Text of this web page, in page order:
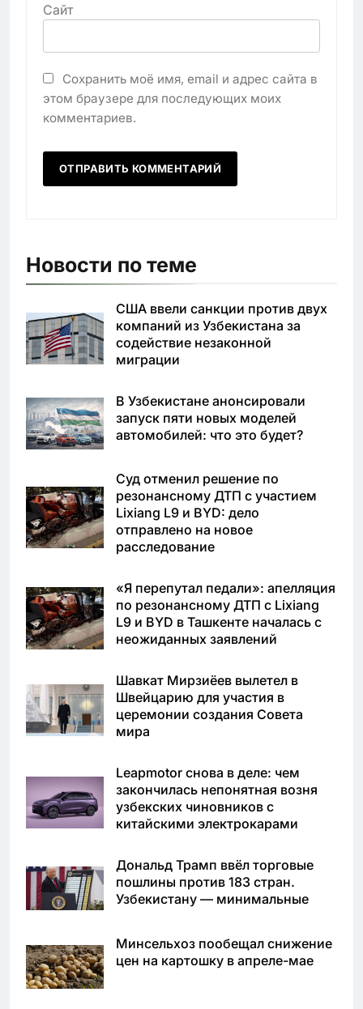
Сайт
Сохранить моё имя, email и адрес сайта в
этом браузере для последующих моих
комментариев.
Новости по теме
США ввели санкции против двух
компаний из Узбекистана за
содействие незаконной
миграции
В Узбекистане анонсировали
запуск пяти новых моделей
автомобилей: что это будет?
Суд отменил решение по
резонансному ДТП с участием
Lixiang L9 и BYD: дело
отправлено на новое
расследование
«Я перепутал педали»: апелляция
по резонансному ДТП с Lixiang
L9 и BYD в Ташкенте началась с
неожиданных заявлений
Шавкат Мирзиёев вылетел в
Швейцарию для участия в
церемонии создания Совета
мира
Leapmotor снова в деле: чем
закончилась непонятная возня
узбекских чиновников с
китайскими электрокарами
Дональд Трамп ввёл торговые
пошлины против 183 стран.
Узбекистану — минимальные
Минсельхоз пообещал снижение
цен на картошку в апреле-мае